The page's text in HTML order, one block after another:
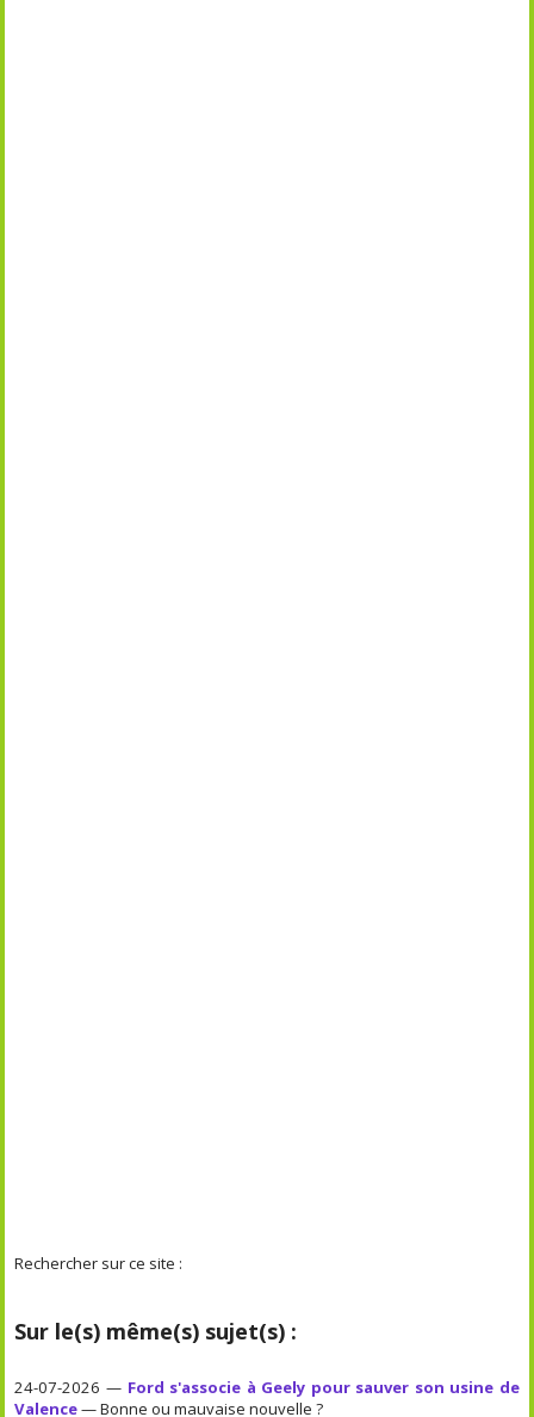
Rechercher sur ce site :
Sur le(s) même(s) sujet(s) :
24-07-2026 — Ford s'associe à Geely pour sauver son usine de
Valence— Bonne ou mauvaise nouvelle ?